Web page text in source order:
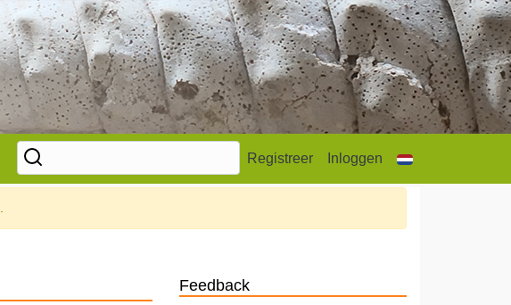
Registreer Inloggen
Feedback